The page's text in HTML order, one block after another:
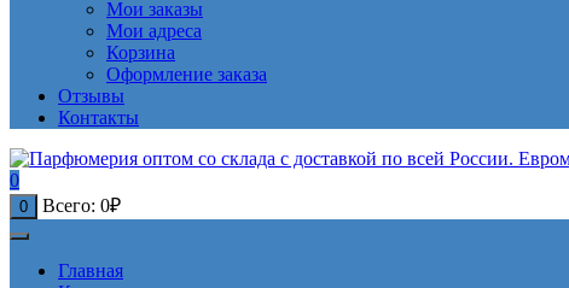
Мои заказы
Мои адреса
Корзина
Оформление заказа
Отзывы
Контакты
0
0 Всего: 0₽
Главная